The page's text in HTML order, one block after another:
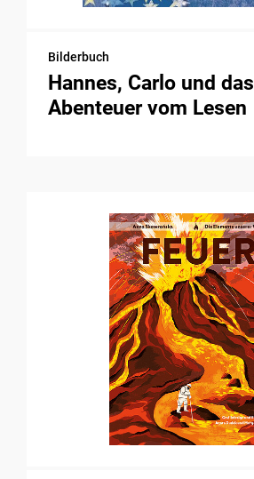
Bilderbuch
Hannes, Carlo und das
Abenteuer vom Lesen